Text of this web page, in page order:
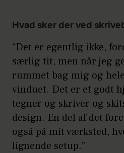
Hvad sker der ved
“Det er egentlig ikke,
særlig tit, men når jeg
rummet bag mig og
vinduet. Det er et godt
tegner og skriver og
design. En del af det
også på mit værksted,
lignende setup.”